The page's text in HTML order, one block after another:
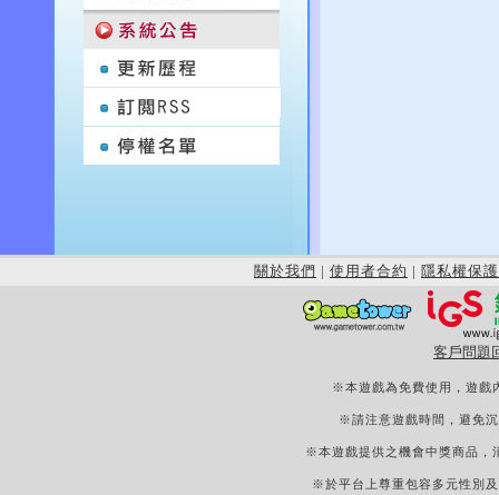
關於我們 | 使用者合約 | 隱私權保護
客戶問題
※本遊戲為免費使用，遊戲
※請注意遊戲時間，避免
※本遊戲提供之機會中獎商品，
※於平台上尊重包容多元性別